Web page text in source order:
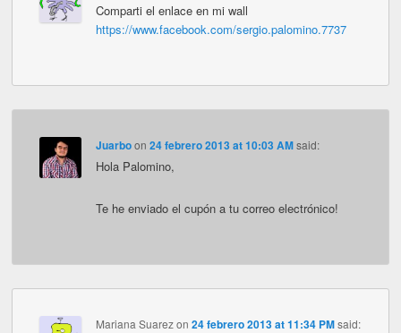
Comparti el enlace en mi wall
https://www.facebook.com/sergio.palomino.7737
Juarboon 24 febrero 2013 at 10:03 AM said:
Hola Palomino,
Te he enviado el cupón a tu correo electrónico!
Mariana Suarezon 24 febrero 2013 at 11:34 PM said: